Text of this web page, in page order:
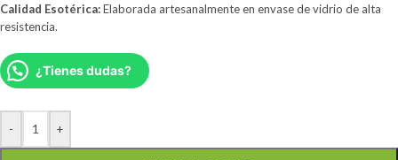
Calidad Esotérica:Elaborada artesanalmente en envase de vidrio de alta
resistencia.
¿Tienes dudas?
- +